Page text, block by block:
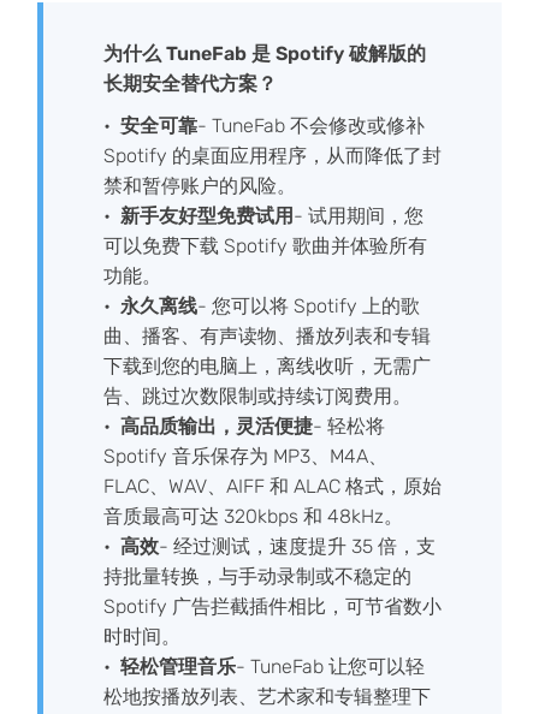
为什么 TuneFab 是 Spotify 破解版的
长期安全替代方案？
安全可靠- TuneFab 不会修改或修补
Spotify 的桌面应用程序，从而降低了封
禁和暂停账户的风险。
新手友好型免费试用 - 试用期间，您
可以免费下载 Spotify 歌曲并体验所有
功能。
永久离线- 您可以将 Spotify 上的歌
曲、播客、有声读物、播放列表和专辑
下载到您的电脑上，离线收听，无需广
告、跳过次数限制或持续订阅费用。
高品质输出，灵活便捷- 轻松将
Spotify 音乐保存为 MP3、M4A、
FLAC、WAV、AIFF 和 ALAC 格式，原始
音质最高可达 320kbps 和 48kHz。
高效- 经过测试，速度提升 35 倍，支
持批量转换，与手动录制或不稳定的
Spotify 广告拦截插件相比，可节省数小
时时间。
轻松管理音乐- TuneFab 让您可以轻
松地按播放列表、艺术家和专辑整理下